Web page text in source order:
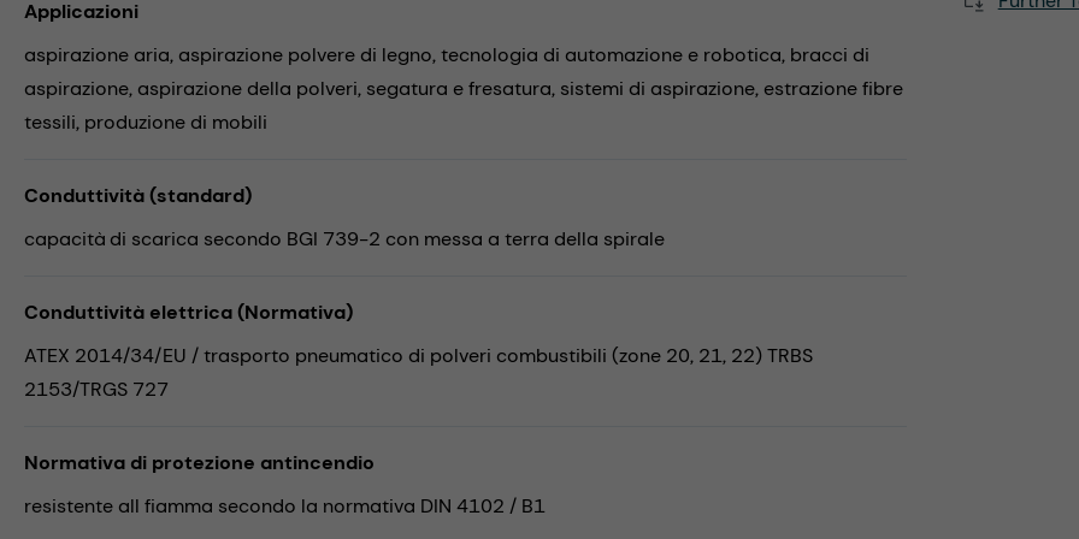
Applicazioni
aspirazione aria, aspirazione polvere di legno,tecnologia di automazione e robotica, bracci di
aspirazione, aspirazione della polveri, segatura e fresatura, sistemi di aspirazione, estrazione fibre
tessili, produzione di mobili
Conduttività (standard)
capacità di scarica secondo BGI 739-2 con messa a terra della spirale
Conduttività elettrica (Normativa)
ATEX 2014/34/EU / trasporto pneumatico di polveri combustibili (zone 20, 21, 22) TRBS
2153/TRGS 727
Normativa di protezione antincendio
resistente all fiamma secondo la normativa DIN 4102 / B1